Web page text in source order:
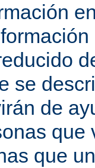
se
de
que
que